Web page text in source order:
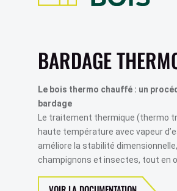
BARDAGE ACCOYA
BARDAGE BOIS
BARDAGE SIVALBP
BARDAGE TRESPA
BARDAGE ROCKPANEL
BARDAGE EQUITONE
BARDAGE BOIS BRÛLÉ
BARDAGE CEDRAL
BARDAGE
Le bois thermo chauffé : un
bardage
Le traitement thermique (thermo
haute température avec vapeur
améliore la stabilité
champignons et insectes, tout en